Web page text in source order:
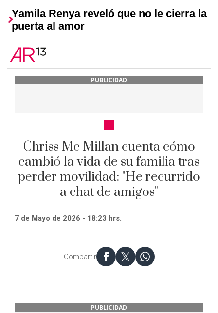
Yamila Renya reveló que no le cierra la
puerta al amor
PUBLICIDAD
Chriss Mc Millan cuenta cómo
cambió la vida de su familia tras
perder movilidad: "He recurrido
a chat de amigos"
7 de Mayo de 2026 - 18:23 hrs.
Compartir
PUBLICIDAD